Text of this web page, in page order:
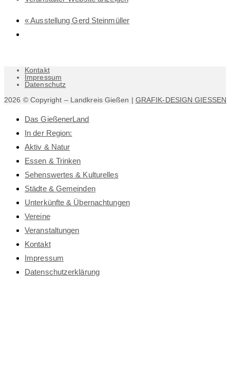
«Ausstellung Gerd Steinmüller
Kontakt
Impressum
Datenschutz
2026 © Copyright – Landkreis Gießen | GRAFIK-DESIGN GIESSEN
Das GießenerLand
In der Region:
Aktiv & Natur
Essen & Trinken
Sehenswertes & Kulturelles
Städte & Gemeinden
Unterkünfte & Übernachtungen
Vereine
Veranstaltungen
Kontakt
Impressum
Datenschutz­erklärung